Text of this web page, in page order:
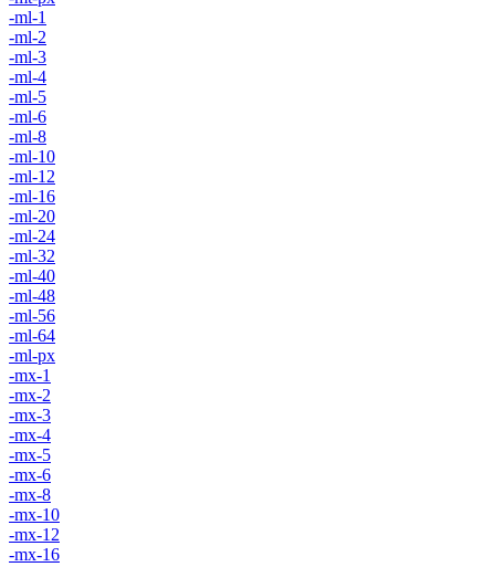
-ml-1
-ml-2
-ml-3
-ml-4
-ml-5
-ml-6
-ml-8
-ml-10
-ml-12
-ml-16
-ml-20
-ml-24
-ml-32
-ml-40
-ml-48
-ml-56
-ml-64
-ml-px
-mx-1
-mx-2
-mx-3
-mx-4
-mx-5
-mx-6
-mx-8
-mx-10
-mx-12
-mx-16